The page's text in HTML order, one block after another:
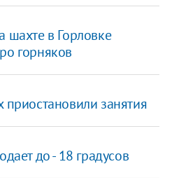
шахте в Горловке
горняков
занятия
до - 18 градусов